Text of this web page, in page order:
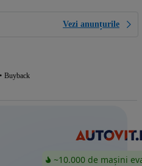
Vezi anunțurile
Buyback
~10.000 de mașini